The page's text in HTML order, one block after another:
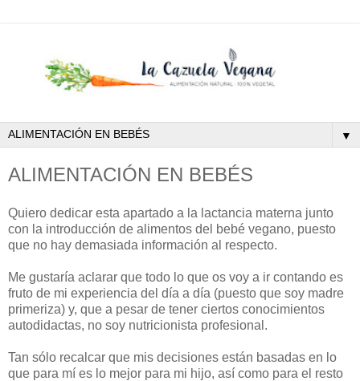
▼
ALIMENTACIÓN EN BEBÉS
Quiero dedicar esta apartado a la lactancia materna junto
con la introducción de alimentos del bebé vegano, puesto
que no hay demasiada información al respecto.
Me gustaría aclarar que todo lo que os voy a ir contando es
fruto de mi experiencia del día a día (puesto que soy madre
primeriza) y, que a pesar de tener ciertos conocimientos
autodidactas, no soy nutricionista profesional.
Tan sólo recalcar que mis decisiones están basadas en lo
que para mí es lo mejor para mi hijo, así como para el resto